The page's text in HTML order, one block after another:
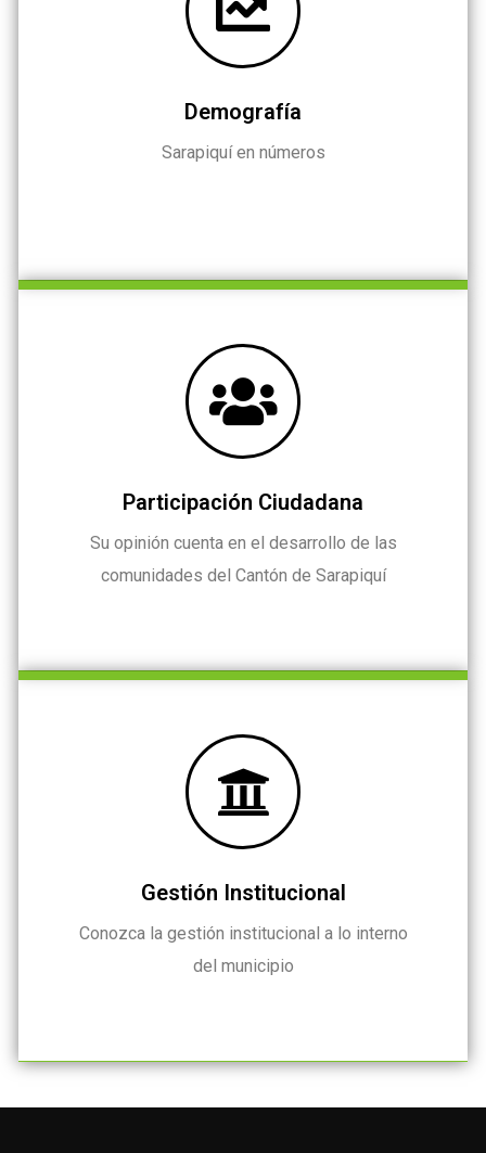
Demografía
Sarapiquí en números
Participación Ciudadana
Su opinión cuenta en el desarrollo de las
comunidades del Cantón de Sarapiquí
Gestión Institucional
Conozca la gestión institucional a lo interno
del municipio